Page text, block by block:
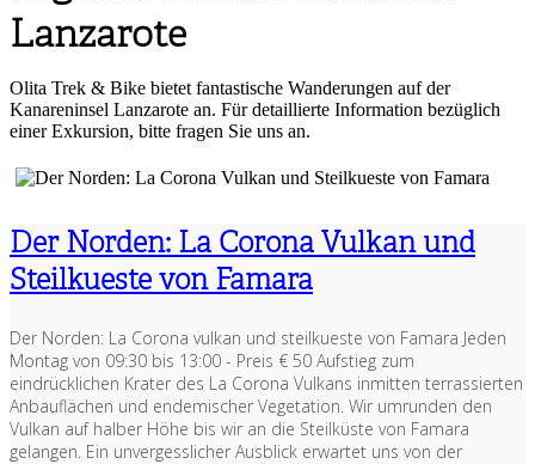
Lanzarote
Olita Trek & Bike bietet fantastische Wanderungen auf der
Kanareninsel Lanzarote an. Für detaillierte Information bezüglich
einer Exkursion, bitte fragen Sie uns an.
Der Norden: La Corona Vulkan und
Steilkueste von Famara
Der Norden: La Corona vulkan und steilkueste von Famara Jeden
Montag von 09:30 bis 13:00 - Preis € 50 Aufstieg zum
eindrücklichen Krater des La Corona Vulkans inmitten terrassierten
Anbauflächen und endemischer Vegetation. Wir umrunden den
Vulkan auf halber Höhe bis wir an die Steilküste von Famara
gelangen. Ein unvergesslicher Ausblick erwartet uns von der